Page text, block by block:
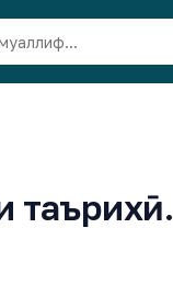
таърихӣ.